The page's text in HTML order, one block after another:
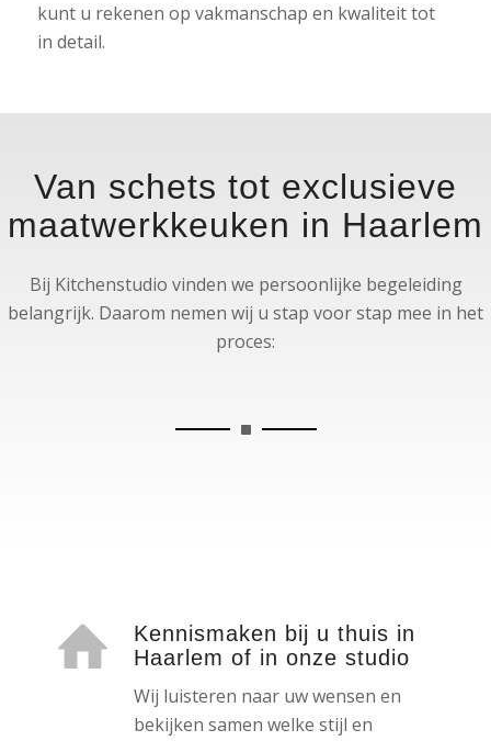
kunt u rekenen op vakmanschap en kwaliteit tot
in detail.
Van schets tot exclusieve
maatwerkkeuken in Haarlem
Bij Kitchenstudio vinden we persoonlijke begeleiding
belangrijk. Daarom nemen wij u stap voor stap mee in het
proces:
Kennismaken bij u thuis in
Haarlem of in onze studio
Wij luisteren naar uw wensen en
bekijken samen welke stijl en